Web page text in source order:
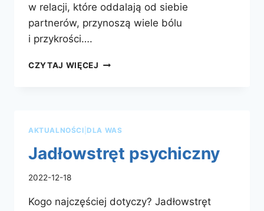
w relacji, które oddalają od siebie
partnerów, przynoszą wiele bólu
i przykrości….
CZYTAJ WIĘCEJ TERAPIA
AKTUALNOŚCI |DLA WAS
Jadłowstręt psychiczny
2022-12-18
Kogo najczęściej dotyczy? Jadłowstręt